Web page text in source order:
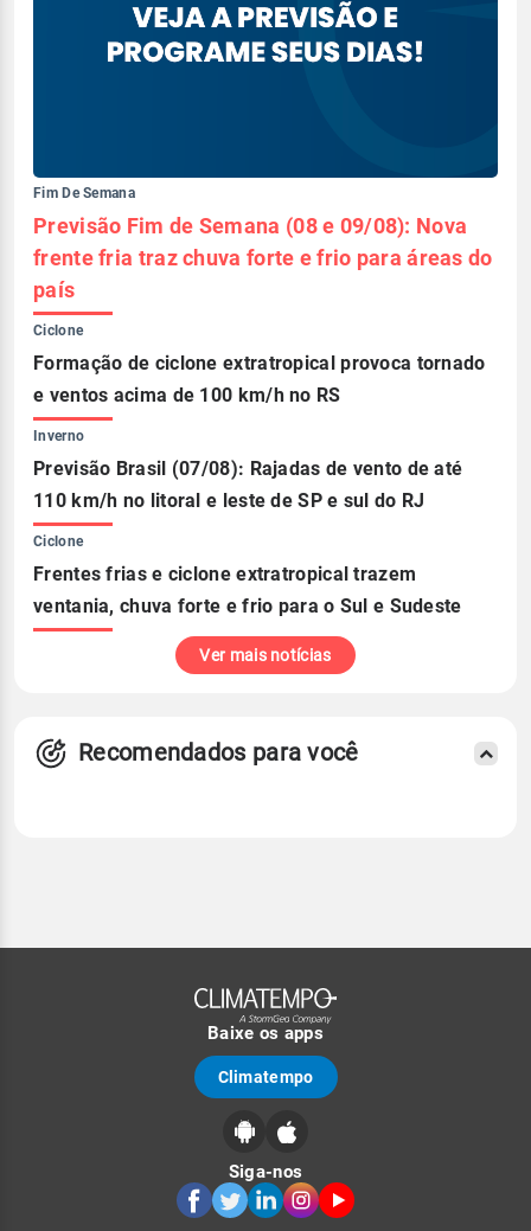
Fim De Semana
Previsão Fim de Semana (08 e 09/08): Nova
frente fria traz chuva forte e frio para áreas do
país
Ciclone
Formação de ciclone extratropical provoca tornado
e ventos acima de 100 km/h no RS
Inverno
Previsão Brasil (07/08): Rajadas de vento de até
110 km/h no litoral e leste de SP e sul do RJ
Ciclone
Frentes frias e ciclone extratropical trazem
ventania, chuva forte e frio para o Sul e Sudeste
Ver mais notícias
Recomendados para você
Baixe os apps
Climatempo
Siga-nos